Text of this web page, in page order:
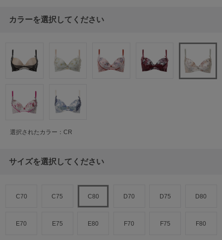
カラーを選択してください
選択されたカラー：CR
サイズを選択してください
C70 C75 C80 D70 D75 D80
E70 E75 E80 F70 F75 F80